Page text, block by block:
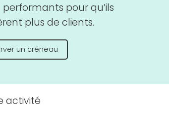
pour qu’ils
plus de clients.
un créneau
activité